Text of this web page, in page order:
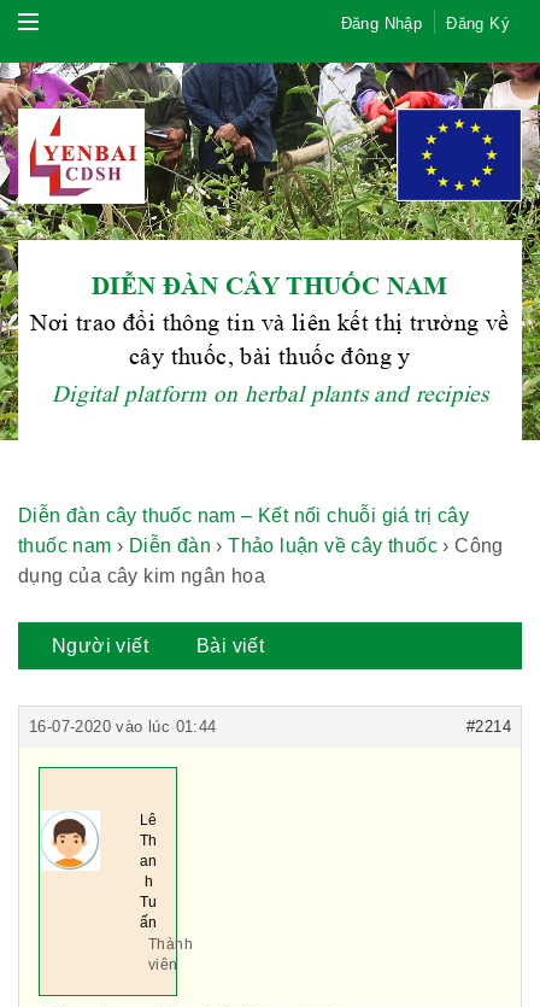
Đăng Nhập Đăng Ký
DIỄN ĐÀN CÂY THUỐC NAM
Nơi trao đổi thông tin và liên kết thị trường về
cây thuốc, bài thuốc đông y
Digital platform on herbal plants and recipies
Diễn đàn cây thuốc nam – Kết nối chuỗi giá trị cây
thuốc nam › Diễn đàn › Thảo luận về cây thuốc › Công
dụng của cây kim ngân hoa
Người viết Bài viết
16-07-2020 vào lúc 01:44 #2214
Lê
Th
an
h
Tu
ấn
Thành
viên